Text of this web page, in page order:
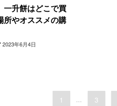
一升餅はどこで買
所やオススメの購
2023年6月4日
1 ... 3